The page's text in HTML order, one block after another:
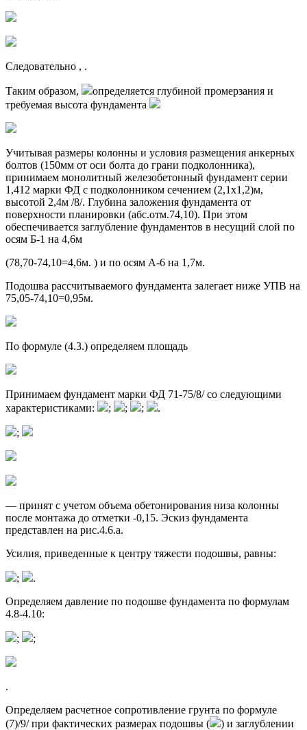
Следовательно , .
Таким образом,
определяется глубиной промерзания и
требуемая высота фундамента
Учитывая размеры колонны и условия размещения анкерных
болтов (150мм от оси болта до грани подколонника),
принимаем монолитный железобетонный фундамент серии
1,412 марки ФД с подколонником сечением (2,1х1,2)м,
высотой 2,4м /8/. Глубина заложения фундамента от
поверхности планировки (абс.отм.74,10). При этом
обеспечивается заглубление фундаментов в несущий слой по
осям Б-1 на 4,6м
(78,70-74,10=4,6м. ) и по осям А-6 на 1,7м.
Подошва рассчитываемого фундамента залегает ниже УПВ на
75,05-74,10=0,95м.
По формуле (4.3.) определяем площадь
Принимаем фундамент марки ФД 71-75/8/ со следующими
характеристиками:
; ; ; .
;
— принят с учетом объема обетонирования низа колонны
после монтажа до отметки -0,15. Эскиз фундамента
представлен на рис.4.6.а.
Усилия, приведенные к центру тяжести подошвы, равны:
;
.
Определяем давление по подошве фундамента по формулам
4.8-4.10:
; ;
.
Определяем расчетное сопротивление грунта по формуле
(7)/9/ при фактических размерах подошвы (
) и заглублении